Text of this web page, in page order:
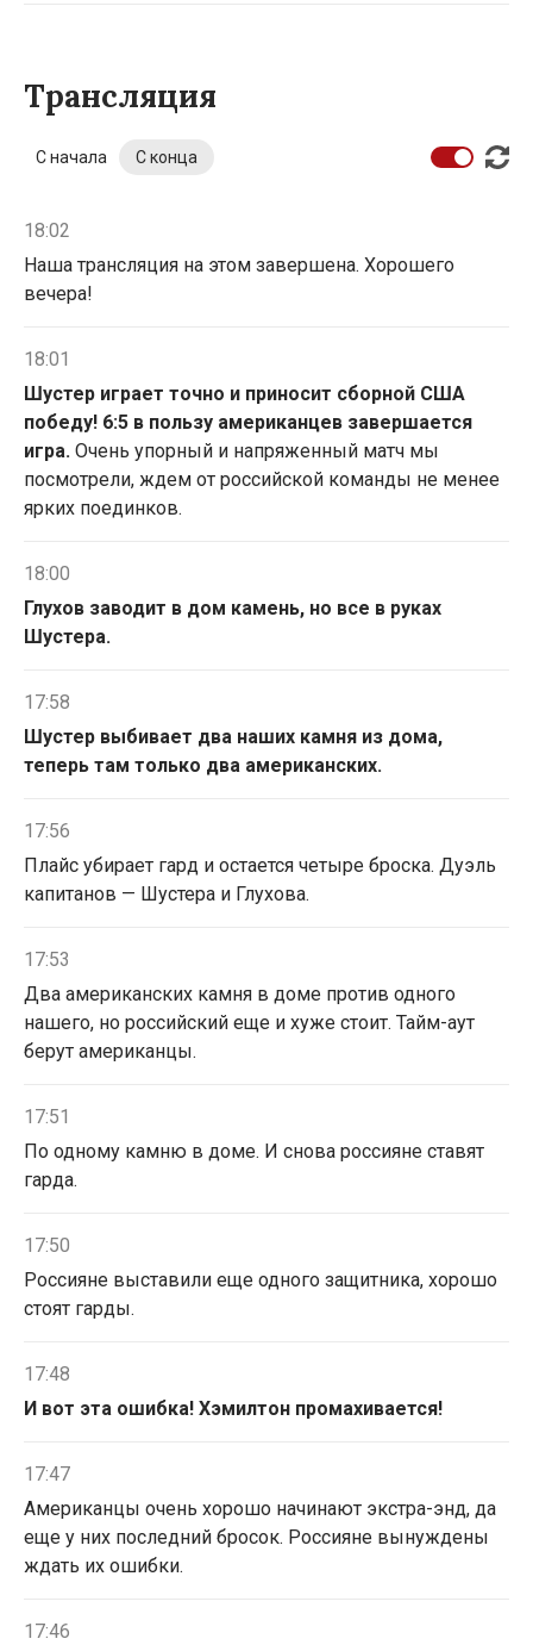
Трансляция
С начала С конца
18:02
Наша трансляция на этом завершена. Хорошего
вечера!
18:01
Шустер играет точно и приносит сборной США
победу! 6:5 в пользу американцев завершается
игра. Очень упорный и напряженный матч мы
посмотрели, ждем от российской команды не менее
ярких поединков.
18:00
Глухов заводит в дом камень, но все в руках
Шустера.
17:58
Шустер выбивает два наших камня из дома,
теперь там только два американских.
17:56
Плайс убирает гард и остается четыре броска. Дуэль
капитанов — Шустера и Глухова.
17:53
Два американских камня в доме против одного
нашего, но российский еще и хуже стоит. Тайм-аут
берут американцы.
17:51
По одному камню в доме. И снова россияне ставят
гарда.
17:50
Россияне выставили еще одного защитника, хорошо
стоят гарды.
17:48
И вот эта ошибка! Хэмилтон промахивается!
17:47
Американцы очень хорошо начинают экстра-энд, да
еще у них последний бросок. Россияне вынуждены
ждать их ошибки.
17:46